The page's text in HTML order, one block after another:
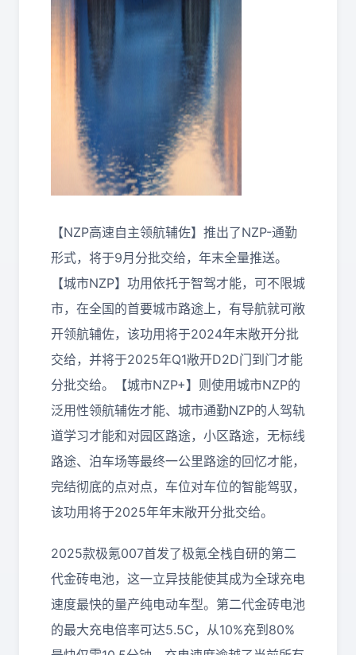
【NZP高速自主领航辅佐】推出了NZP-通勤
形式，将于9月分批交给，年末全量推送。
【城市NZP】功用依托于智驾才能，可不限城
市，在全国的首要城市路途上，有导航就可敞
开领航辅佐，该功用将于2024年末敞开分批
交给，并将于2025年Q1敞开D2D门到门才能
分批交给。【城市NZP+】则使用城市NZP的
泛用性领航辅佐才能、城市通勤NZP的人驾轨
道学习才能和对园区路途，小区路途，无标线
路途、泊车场等最终一公里路途的回忆才能，
完结彻底的点对点，车位对车位的智能驾驭，
该功用将于2025年年末敞开分批交给。
2025款极氪007首发了极氪全栈自研的第二
代金砖电池，这一立异技能使其成为全球充电
速度最快的量产纯电动车型。第二代金砖电池
的最大充电倍率可达5.5C，从10%充到80%